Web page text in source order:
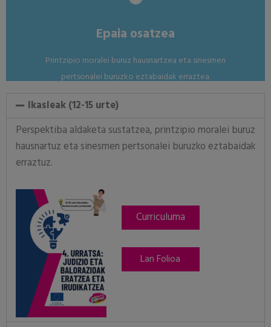
Epaia osatzea
Printzipio moralei buruz hausnartzea eta sinesmen
pertsonalei buruzko eztabaidak erraztea.
Ikasleak (12-15 urte)
Perspektiba aldaketa sustatzea, printzipio moralei buruz
hausnartuz eta sinesmen pertsonalei buruzko eztabaidak
erraztuz.
Curriculuma
Lan Folioa